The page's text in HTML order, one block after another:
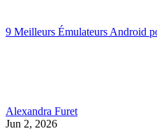
9 Meilleurs Émulateurs Android
Alexandra Furet
Jun 2, 2026